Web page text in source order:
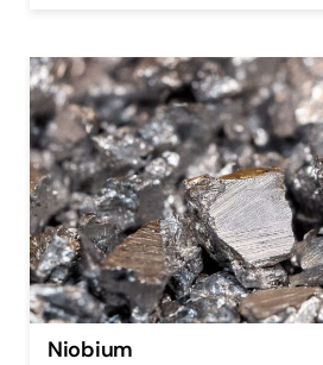
Niobium